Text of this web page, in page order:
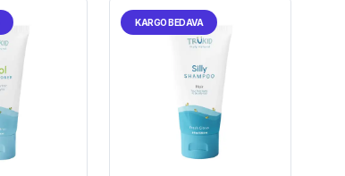
KARGO BEDAVA